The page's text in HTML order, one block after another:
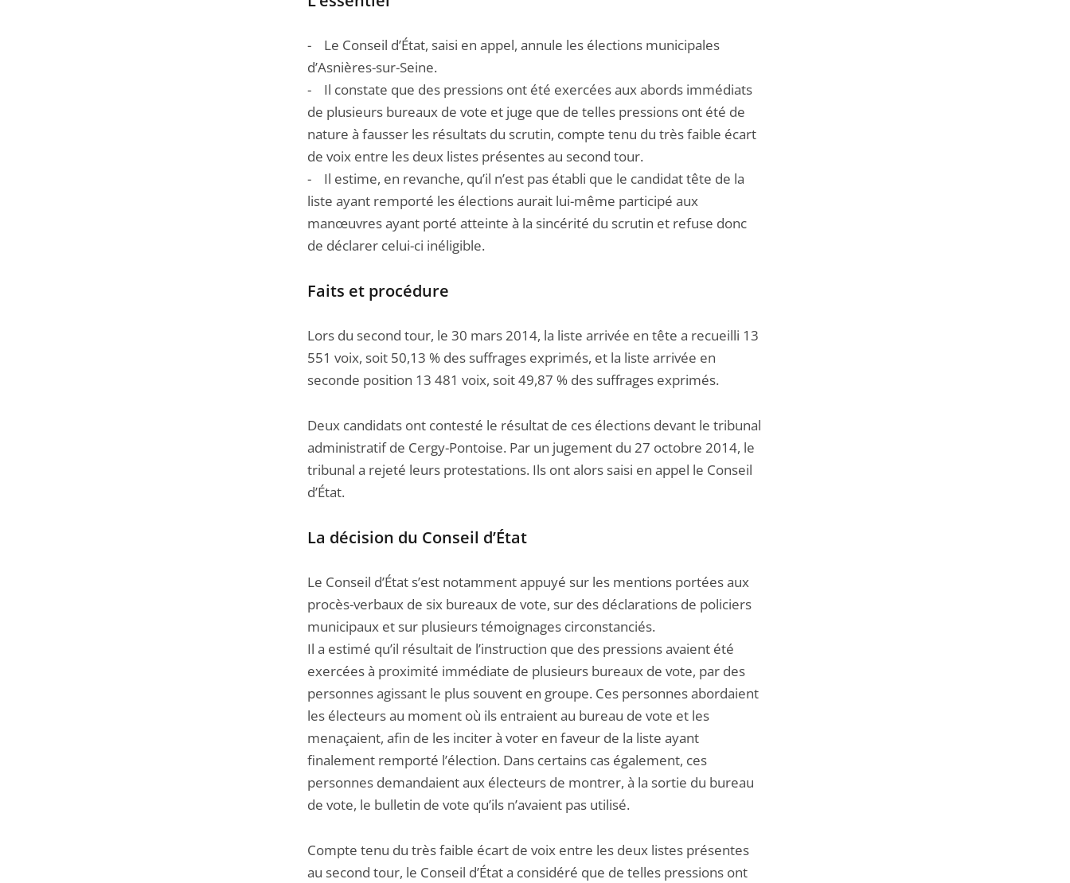
- Le Conseil d’État, saisi en appel, annule les élections municipales
d’Asnières-sur-Seine.
- Il constate que des pressions ont été exercées aux abords immédiats
de plusieurs bureaux de vote et juge que de telles pressions ont été de
nature à fausser les résultats du scrutin, compte tenu du très faible écart
de voix entre les deux listes présentes au second tour.
- Il estime, en revanche, qu’il n’est pas établi que le candidat tête de la
liste ayant remporté les élections aurait lui-même participé aux
manœuvres ayant porté atteinte à la sincérité du scrutin et refuse donc
de déclarer celui-ci inéligible.
Faits et procédure
Lors du second tour, le 30 mars 2014, la liste arrivée en tête a recueilli 13
551 voix, soit 50,13 % des suffrages exprimés, et la liste arrivée en
seconde position 13 481 voix, soit 49,87 % des suffrages exprimés.
Deux candidats ont contesté le résultat de ces élections devant le tribunal
administratif de Cergy-Pontoise. Par un jugement du 27 octobre 2014, le
tribunal a rejeté leurs protestations. Ils ont alors saisi en appel le Conseil
d’État.
La décision du Conseil d’État
Le Conseil d’État s’est notamment appuyé sur les mentions portées aux
procès-verbaux de six bureaux de vote, sur des déclarations de policiers
municipaux et sur plusieurs témoignages circonstanciés.
Il a estimé qu’il résultait de l’instruction que des pressions avaient été
exercées à proximité immédiate de plusieurs bureaux de vote, par des
personnes agissant le plus souvent en groupe. Ces personnes abordaient
les électeurs au moment où ils entraient au bureau de vote et les
menaçaient, afin de les inciter à voter en faveur de la liste ayant
finalement remporté l’élection. Dans certains cas également, ces
personnes demandaient aux électeurs de montrer, à la sortie du bureau
de vote, le bulletin de vote qu’ils n’avaient pas utilisé.
Compte tenu du très faible écart de voix entre les deux listes présentes
au second tour, le Conseil d’État a considéré que de telles pressions ont